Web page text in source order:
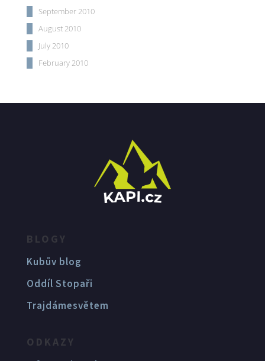
September 2010
August 2010
July 2010
February 2010
BLOGY
Kubův blog
Oddíl Stopaři
Trajdámesvětem
ODKAZY